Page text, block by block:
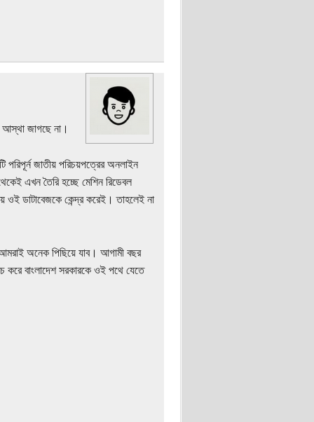
আস্থা জাগছে না।
জাতীয় পরিচয়পত্রের অনলাইন
এখন তৈরি হচ্ছে মেশিন রিডেবল
ওই ডাটাবেজকে কেন্দ্র করেই। তাহলেই না
অনেক পিছিয়ে যাব। আগামী বছর
করে বাংলাদেশ সরকারকে ওই পথে যেতে